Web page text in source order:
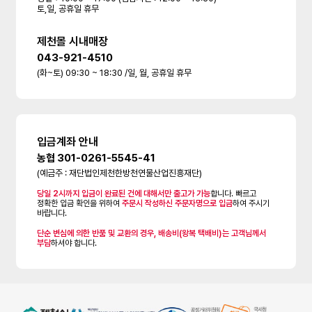
토,일, 공휴일 휴무
제천몰 시내매장
043-921-4510
(화~토) 09:30 ~ 18:30 /일, 월, 공휴일 휴무
입금계좌 안내
농협 301-0261-5545-41
(예금주 : 재단법인제천한방천연물산업진흥재단)
당일 2시까지 입금이 완료된 건에 대해서만 출고가 가능합니다. 빠르고
정확한 입금 확인을 위하여주문시 작성하신 주문자명으로 입금하여 주시기
바랍니다.
단순 변심에 의한 반품 및 교환의 경우, 배송비(왕복 택배비)는 고객님께서
부담하셔야 합니다.